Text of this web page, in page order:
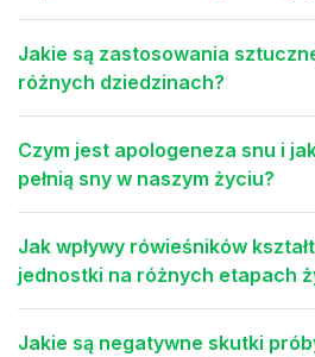
Jakie są zastosowania
różnych dziedzinach?
Czym jest apologeneza snu i
pełnią sny w naszym życiu?
Jak wpływy rówieśników
jednostki na różnych etapach
Jakie są negatywne skutki